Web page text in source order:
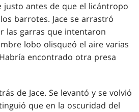
justo antes de que el licántropo
barrotes. Jace se arrastró
las garras que intentaron
lobo olisqueó el aire varias
encontrado otra presa
de Jace. Se levantó y se volvió
que en la oscuridad del